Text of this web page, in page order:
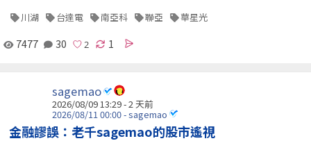
川湖 台達電 南亞科 聯亞 華星光
7477 30 1
sagemao
2026/08/09 13:29 - 2 天前
2026/08/11 00:00 - sagemao
金融謬誤：老千sagemao的股市遙視